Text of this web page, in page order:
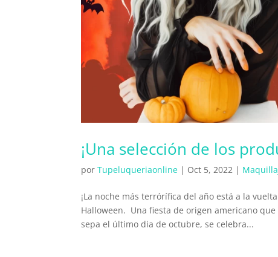
¡Una selección de los
porTupeluqueriaonline | Oct 5, 2022 |
¡La noche más terrórífica del año está a la
Halloween. Una fiesta de origen americano
sepa el último dia de octubre, se celebra...